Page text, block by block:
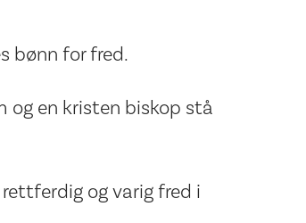
bønn for fred.
og en kristen biskop stå
og varig fred i